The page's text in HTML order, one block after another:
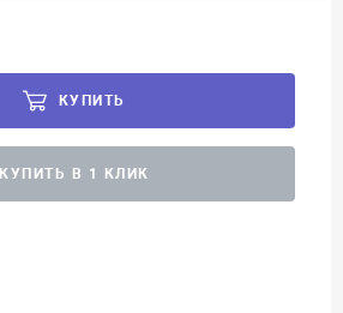
КУПИТЬ
КУПИТЬ В 1 КЛИК